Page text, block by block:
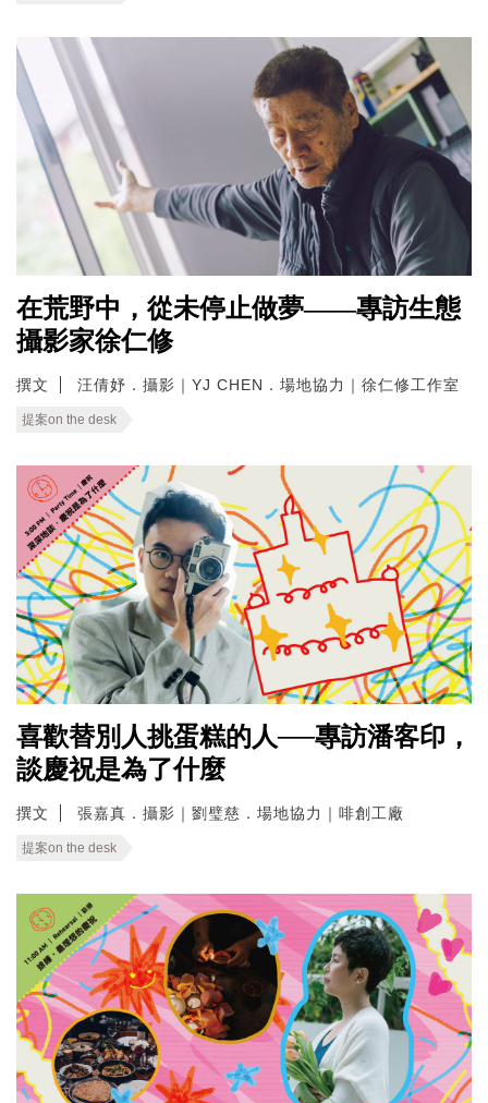
在荒野中，從未停止做夢——專訪生態
攝影家徐仁修
撰文 汪倩妤．攝影｜YJ CHEN．場地協力｜徐仁修工作室
提案on the desk
喜歡替別人挑蛋糕的人──專訪潘客印，
談慶祝是為了什麼
撰文 張嘉真．攝影｜劉璧慈．場地協力｜啡創工廠
提案on the desk